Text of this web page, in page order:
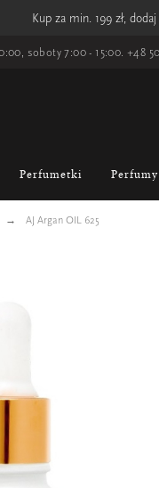
Kup za min. 199 zł,
soboty 7:00 - 15:00. +48
Perfumetki
AJ Argan OIL 625